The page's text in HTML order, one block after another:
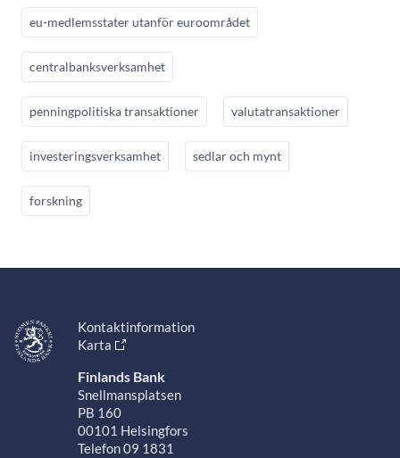
eu-medlemsstater utanför euroområdet
centralbanksverksamhet
penningpolitiska transaktioner valutatransaktioner
investeringsverksamhet sedlar och mynt
forskning
Kontaktinformation
Karta
Finlands Bank
Snellmansplatsen
PB 160
00101 Helsingfors
Telefon 09 1831